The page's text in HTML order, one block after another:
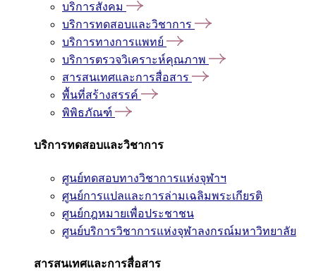
บริการสังคม
บริการทดสอบและวิชาการ
บริการทางการแพทย์
บริการตรวจวิเคราะห์คุณภาพ
สารสนเทศและการสื่อสาร
พื้นที่สร้างสรรค์
พิพิธภัณฑ์
บริการทดสอบและวิชาการ
ศูนย์ทดสอบทางวิชาการแห่งจุฬาฯ
ศูนย์การแปลและการล่ามเฉลิมพระเกียรติ
ศูนย์กฎหมายเพื่อประชาชน
ศูนย์บริการวิชาการแห่งจุฬาลงกรณ์มหาวิทยาลัย
สารสนเทศและการสื่อสาร